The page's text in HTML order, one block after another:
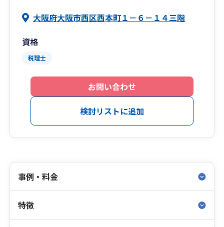
大阪府大阪市西区西本町１－６－１４三階
資格
税理士
お問い合わせ
検討リストに追加
事例・料金
特徴